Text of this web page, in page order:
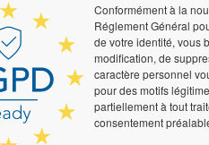
Conformément à la
Réglement Général
de votre identité, vous
modification, de
caractère personnel
pour des motifs
partiellement à tout
consentement